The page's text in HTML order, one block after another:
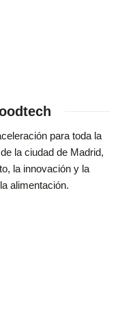
para toda la
la ciudad de Madrid,
la innovación y la
alimentación.